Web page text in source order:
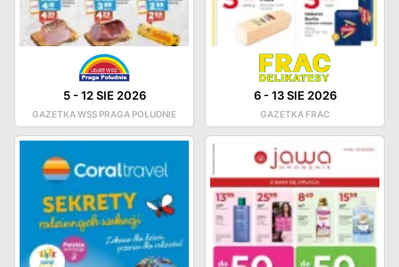
5-12 SIE 2026
GAZETKA WSS PRAGA POŁUDNIE
6-13 SIE 2026
GAZETKA FRAC